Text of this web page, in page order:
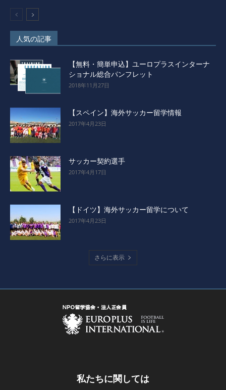
人気の記事
【無料・簡単申込】ユーロプラスインターナ
ショナル総合パンフレット
2018年11月27日
【スペイン】海外サッカー留学情報
2017年4月23日
サッカー契約選手
2017年4月17日
【ドイツ】海外サッカー留学について
2017年4月23日
さらに表示
私たちに関しては